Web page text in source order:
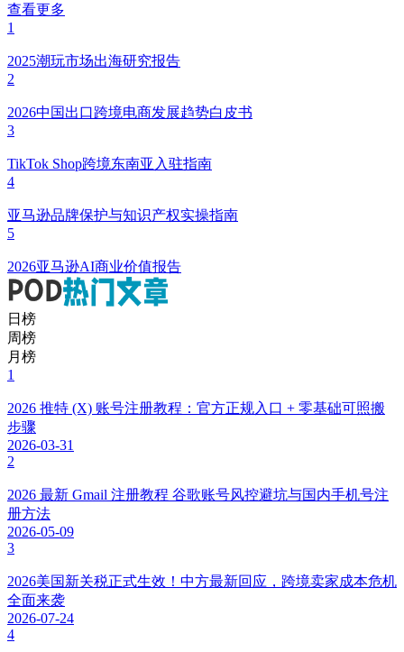
查看更多
1
2025潮玩市场出海研究报告
2
2026中国出口跨境电商发展趋势白皮书
3
TikTok Shop跨境东南亚入驻指南
4
亚马逊品牌保护与知识产权实操指南
5
2026亚马逊AI商业价值报告
日榜
周榜
月榜
1
2026 推特 (X) 账号注册教程：官方正规入口 + 零基础可照搬
步骤
2026-03-31
2
2026 最新 Gmail 注册教程 谷歌账号风控避坑与国内手机号注
册方法
2026-05-09
3
2026美国新关税正式生效！中方最新回应，跨境卖家成本危机
全面来袭
2026-07-24
4